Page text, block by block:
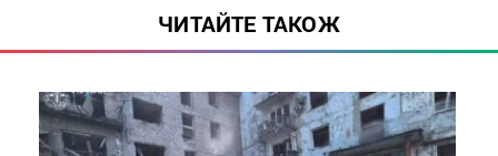
ЧИТАЙТЕ ТАКОЖ